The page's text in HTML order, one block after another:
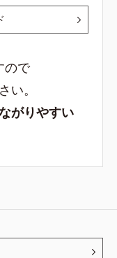
ので
い。
がりやすい